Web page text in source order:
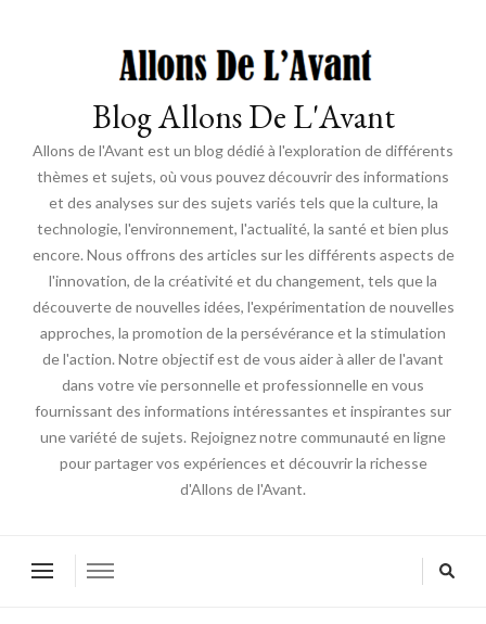
Blog Allons De L'Avant
Allons de l'Avant est un blog dédié à l'exploration de différents
thèmes et sujets, où vous pouvez découvrir des informations
et des analyses sur des sujets variés tels que la culture, la
technologie, l'environnement, l'actualité, la santé et bien plus
encore. Nous offrons des articles sur les différents aspects de
l'innovation, de la créativité et du changement, tels que la
découverte de nouvelles idées, l'expérimentation de nouvelles
approches, la promotion de la persévérance et la stimulation
de l'action. Notre objectif est de vous aider à aller de l'avant
dans votre vie personnelle et professionnelle en vous
fournissant des informations intéressantes et inspirantes sur
une variété de sujets. Rejoignez notre communauté en ligne
pour partager vos expériences et découvrir la richesse
d'Allons de l'Avant.